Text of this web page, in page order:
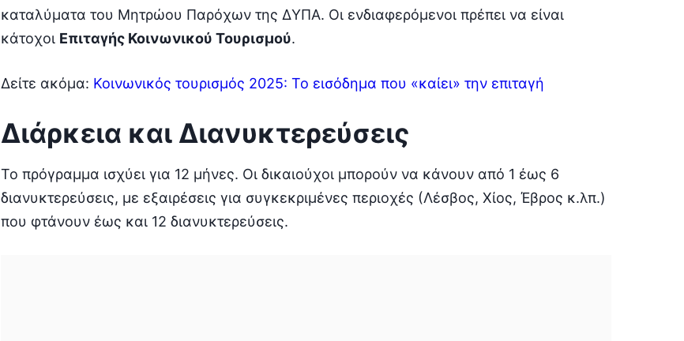
καταλύματα του Μητρώου Παρόχων της ΔΥΠΑ. Οι ενδιαφερόμενοι πρέπει να είναι
κάτοχοι Επιταγής Κοινωνικού Τουρισμού.
Δείτε ακόμα: Κοινωνικός τουρισμός 2025: Το εισόδημα που «καίει» την επιταγή
Διάρκεια και Διανυκτερεύσεις
Το πρόγραμμα ισχύει για 12 μήνες. Οι δικαιούχοι μπορούν να κάνουν από 1 έως 6
διανυκτερεύσεις, με εξαιρέσεις για συγκεκριμένες περιοχές (Λέσβος, Χίος, Έβρος κ.λπ.)
που φτάνουν έως και 12 διανυκτερεύσεις.